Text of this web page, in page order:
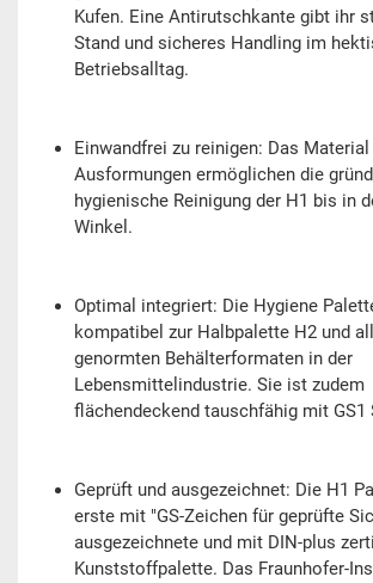
Kufen. Eine Antirutschkante gibt ihr
Stand und sicheres Handling im
Betriebsalltag.
Einwandfrei zu reinigen: Das
Ausformungen ermöglichen die
hygienische Reinigung der H1 bis in
Winkel.
Optimal integriert: Die Hygiene
kompatibel zur Halbpalette H2 und
genormten Behälterformaten in der
Lebensmittelindustrie. Sie ist zudem
flächendeckend tauschfähig mit GS1
Geprüft und ausgezeichnet: Die H1
erste mit "GS-Zeichen für geprüfte
ausgezeichnete und mit DIN-plus
Kunststoffpalette. Das Fraunhofer-